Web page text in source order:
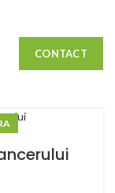
CONTACT